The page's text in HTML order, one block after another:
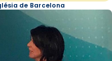
de Barcelona